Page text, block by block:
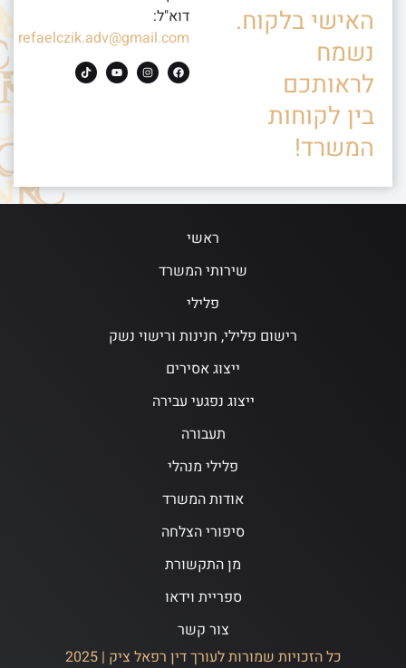
האישי בלקוח.
נשמח
לראותכם
בין לקוחות
המשרד!
דוא"ל:
refaelczik.adv@gmail.com
ראשי
שירותי המשרד
פלילי
רישום פלילי, חנינות ורישוי נשק
ייצוג אסירים
ייצוג נפגעי עבירה
תעבורה
פלילי מנהלי
אודות המשרד
סיפורי הצלחה
מן התקשורת
ספריית וידאו
צור קשר
כל הזכויות שמורות לעורך דין רפאל ציק | 2025